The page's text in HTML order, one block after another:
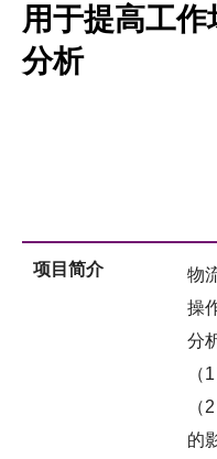
项目资料库
会籍
用于提高工
分析
项目简介
物
操
分
（
（
的